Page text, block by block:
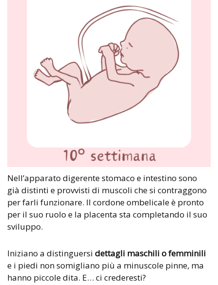
Nell’apparato digerente stomaco e intestino sono
già distinti e provvisti di muscoli che si contraggono
per farli funzionare. Il cordone ombelicale è pronto
per il suo ruolo e la placenta sta completando il suo
sviluppo.
Iniziano a distinguersi dettagli maschili o femminili
e i piedi non somigliano più a minuscole pinne, ma
hanno piccole dita. E… ci crederesti?